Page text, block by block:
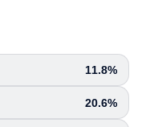
11.8%
20.6%